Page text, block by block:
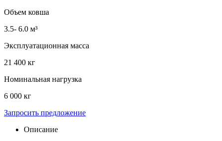
Объем ковша
3.5- 6.0 м³
Эксплуатационная масса
21 400 кг
Номинальная нагрузка
6 000 кг
Запросить предложение
Описание